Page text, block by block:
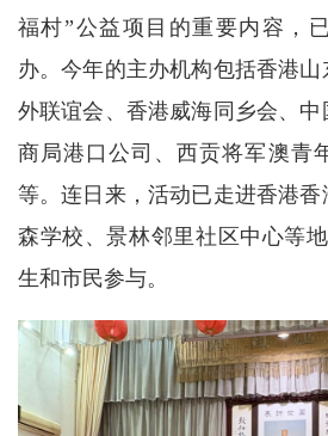
福村”公益项目的重要内容，
办。今年的主办机构包括香港
外联谊会、香港威海同乡会、
商局港口公司、西贡将军澳青
等。连日来，活动已走进香港
森学校、景林邻里社区中心等
生和市民参与。